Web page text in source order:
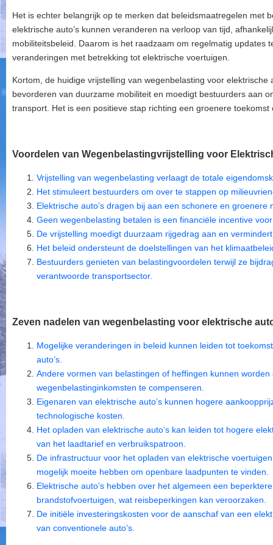
Het is echter belangrijk op te merken dat beleidsmaatregelen met
elektrische auto’s kunnen veranderen na verloop van tijd,
mobiliteitsbeleid. Daarom is het raadzaam om regelmatig updates
veranderingen met betrekking tot elektrische voertuigen.
Kortom, de huidige vrijstelling van wegenbelasting voor elektrische
bevorderen van duurzame mobiliteit en moedigt bestuurders aan
transport. Het is een positieve stap richting een groenere
Voordelen van Wegenbelastingvrijstelling voor
Vrijstelling van wegenbelasting verlaagt de totale
Het stimuleert bestuurders om over te stappen op
Elektrische auto’s dragen bij aan een schonere en groenere
Geen wegenbelasting betalen is een financiële incentive
De vrijstelling moedigt duurzaam rijgedrag aan en
Het beleid ondersteunt de doelstellingen van het
Bestuurders genieten van belastingvoordelen terwijl ze
verantwoorde transportsector.
Zeven nadelen van wegenbelasting voor elektrische
Mogelijke veranderingen in beleid kunnen leiden tot
auto’s.
Andere vormen van belastingen of heffingen kunnen
wegenbelastinginkomsten te compenseren.
Eigenaren van elektrische auto’s kunnen hogere
technologische kosten.
Het opladen van elektrische auto’s kan leiden tot hogere
van het laadtarief en verbruikspatroon.
De infrastructuur voor het opladen van elektrische
mogelijk moeite hebben om openbare laadpunten te vinden.
Elektrische auto’s hebben over het algemeen een
brandstofvoertuigen, wat reisbeperkingen kan veroorzaken.
De initiële investeringskosten voor de aanschaf van een
van conventionele auto’s.